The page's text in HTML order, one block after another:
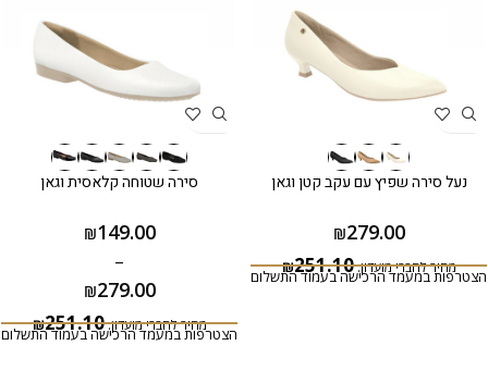
נעל סירה שפיץ עם עקב קטן וגאן
₪279.00
מחיר לחברי מועדון: ₪251.10
הצטרפות במעמד הרכישה בעמוד התשלום
סירה שטוחה קלאסית וגאן
₪149.00
–
₪279.00
מחיר לחברי מועדון: ₪251.10
הצטרפות במעמד הרכישה בעמוד התשלום